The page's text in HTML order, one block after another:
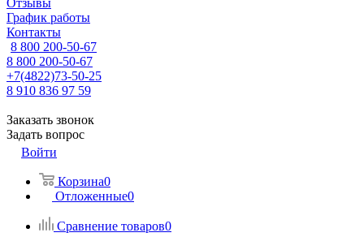
Отзывы
График работы
Контакты
8 800 200-50-67
8 800 200-50-67
+7(4822)73-50-25
8 910 836 97 59
Заказать звонок
Задать вопрос
Войти
Корзина0
Отложенные0
Сравнение товаров0